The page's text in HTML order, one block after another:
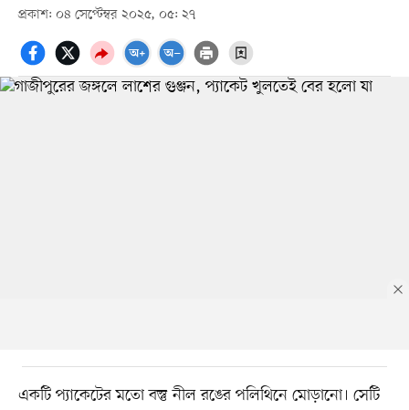
প্রকাশ: ০৪ সেপ্টেম্বর ২০২৫, ০৫: ২৭
একটি প্যাকেটের মতো বস্তু নীল রঙের পলিথিনে মোড়ানো। সেটি